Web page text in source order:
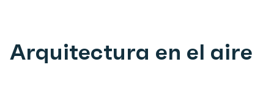
Arquitectura en el aire